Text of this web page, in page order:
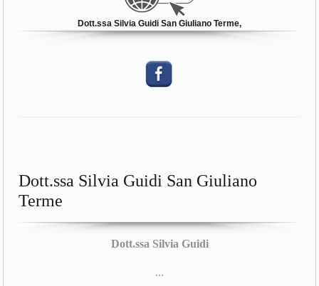
Dott.ssa Silvia Guidi San Giuliano Terme,
Dott.ssa Silvia Guidi San Giuliano
Terme
Dott.ssa Silvia Guidi
...